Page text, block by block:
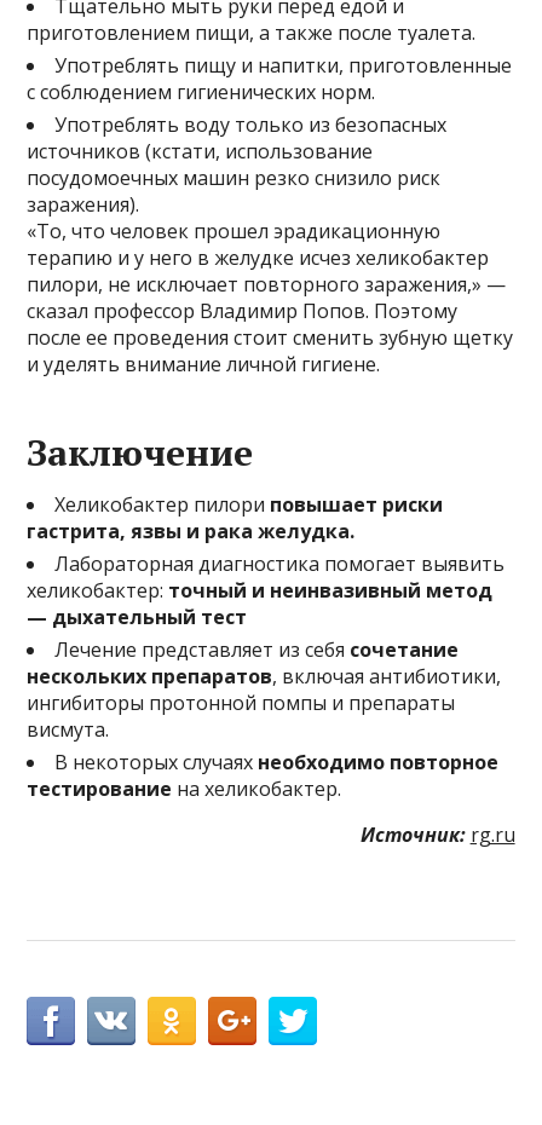
Тщательно мыть руки перед едой и
приготовлением пищи, а также после туалета.
Употреблять пищу и напитки, приготовленные
с соблюдением гигиенических норм.
Употреблять воду только из безопасных
источников (кстати, использование
посудомоечных машин резко снизило риск
заражения).
«То, что человек прошел эрадикационную
терапию и у него в желудке исчез хеликобактер
пилори, не исключает повторного заражения,» —
сказал профессор Владимир Попов. Поэтому
после ее проведения стоит сменить зубную щетку
и уделять внимание личной гигиене.
Заключение
Хеликобактер пилори повышает риски
гастрита, язвы и рака желудка.
Лабораторная диагностика помогает выявить
хеликобактер: точный и неинвазивный метод
— дыхательный тест
Лечение представляет из себя сочетание
нескольких препаратов, включая антибиотики,
ингибиторы протонной помпы и препараты
висмута.
В некоторых случаях необходимо повторное
тестирование на хеликобактер.
Источник: rg.ru